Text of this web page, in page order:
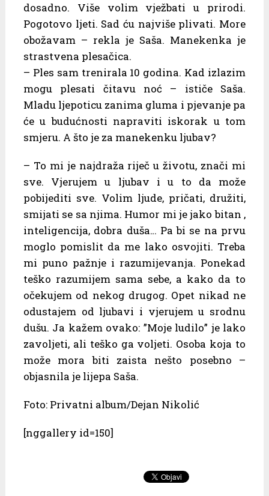
dosadno. Više volim vježbati u prirodi.
Pogotovo ljeti. Sad ću najviše plivati. More
obožavam – rekla je Saša. Manekenka je
strastvena plesačica.
– Ples sam trenirala 10 godina. Kad izlazim
mogu plesati čitavu noć – ističe Saša.
Mladu ljepoticu zanima gluma i pjevanje pa
će u budućnosti napraviti iskorak u tom
smjeru. A što je za manekenku ljubav?
– To mi je najdraža riječ u životu, znači mi
sve. Vjerujem u ljubav i u to da može
pobijediti sve. Volim ljude, pričati, družiti,
smijati se sa njima. Humor mi je jako bitan ,
inteligencija, dobra duša… Pa bi se na prvu
moglo pomislit da me lako osvojiti. Treba
mi puno pažnje i razumijevanja. Ponekad
teško razumijem sama sebe, a kako da to
očekujem od nekog drugog. Opet nikad ne
odustajem od ljubavi i vjerujem u srodnu
dušu. Ja kažem ovako: ”Moje ludilo” je lako
zavoljeti, ali teško ga voljeti. Osoba koja to
može mora biti zaista nešto posebno –
objasnila je lijepa Saša.
Foto: Privatni album/Dejan Nikolić
[nggallery id=150]